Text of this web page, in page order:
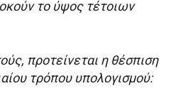
το ύψος τέτοιων
προτείνεται η θέσπιση
τρόπου υπολογισμού: